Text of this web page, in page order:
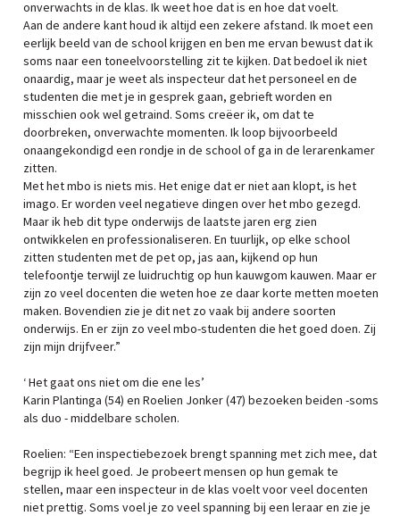
onverwachts in de klas. Ik weet hoe dat is en hoe dat voelt.
Aan de andere kant houd ik altijd een zekere afstand. Ik moet een
eerlijk beeld van de school krijgen en ben me ervan bewust dat ik
soms naar een toneelvoorstelling zit te kijken. Dat bedoel ik niet
onaardig, maar je weet als inspecteur dat het personeel en de
studenten die met je in gesprek gaan, gebrieft worden en
misschien ook wel getraind. Soms creëer ik, om dat te
doorbreken, onverwachte momenten. Ik loop bijvoorbeeld
onaangekondigd een rondje in de school of ga in de lerarenkamer
zitten.
Met het mbo is niets mis. Het enige dat er niet aan klopt, is het
imago. Er worden veel negatieve dingen over het mbo gezegd.
Maar ik heb dit type onderwijs de laatste jaren erg zien
ontwikkelen en professionaliseren. En tuurlijk, op elke school
zitten studenten met de pet op, jas aan, kijkend op hun
telefoontje terwijl ze luidruchtig op hun kauwgom kauwen. Maar er
zijn zo veel docenten die weten hoe ze daar korte metten moeten
maken. Bovendien zie je dit net zo vaak bij andere soorten
onderwijs. En er zijn zo veel mbo-studenten die het goed doen. Zij
zijn mijn drijfveer.”
‘ Het gaat ons niet om die ene les’
Karin Plantinga (54) en Roelien Jonker (47) bezoeken beiden -soms
als duo - middelbare scholen.
Roelien: “Een inspectiebezoek brengt spanning met zich mee, dat
begrijp ik heel goed. Je probeert mensen op hun gemak te
stellen, maar een inspecteur in de klas voelt voor veel docenten
niet prettig. Soms voel je zo veel spanning bij een leraar en zie je